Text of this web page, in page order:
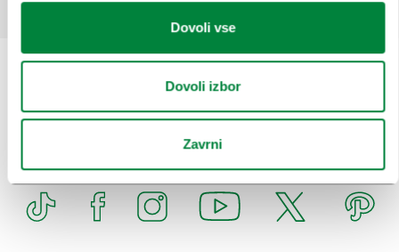
Dovoli vse
Dovoli izbor
Zavrni
Prijavi se nae-novice